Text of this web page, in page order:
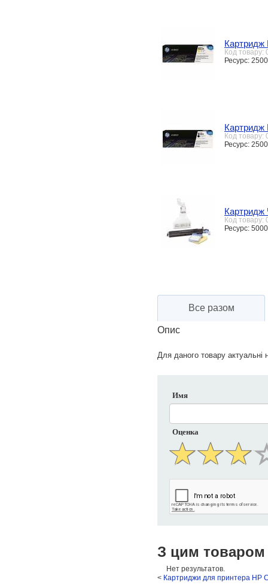
Картридж
Код товару:
Ресурс:
Картридж
Код товару:
Ресурс:
Картридж
Код товару:
Ресурс:
Все разом
Опис
Для даного товару актуальні
Имя
Оценка
З цим товаром
Нет результатов.
< Картриджи для принтера HP